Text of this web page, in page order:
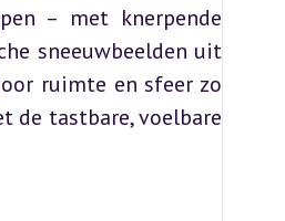
– met knerpende
sneeuwbeelden uit
ruimte en sfeer zo
de tastbare, voelbare